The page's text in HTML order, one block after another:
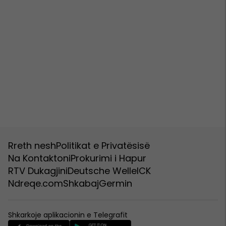
Rreth neshPolitikat e Privatësisë
Na KontaktoniProkurimi i Hapur
RTV DukagjiniDeutsche WelleICK
Ndreqe.comShkabajGermin
Shkarkoje aplikacionin e Telegrafit